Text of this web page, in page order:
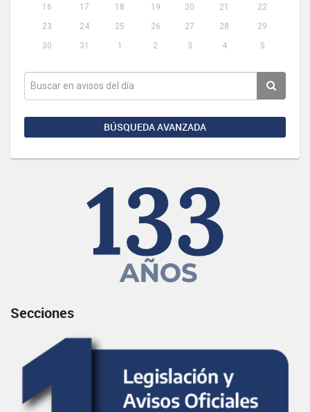
16
17 18 19 20 21
22
23
24 25 26 27 28
29
30
31 1 2 3 4 5
BÚSQUEDA AVANZADA
Secciones